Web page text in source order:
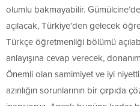
olumlu bakmayabilir.
açılacak, Türkiye’den gelecek
Türkçe öğretmenliği bölümü
anlayışına cevap verecek,
Önemli olan samimiyet ve iyi
azınlığın sorunlarının bir çırpıda